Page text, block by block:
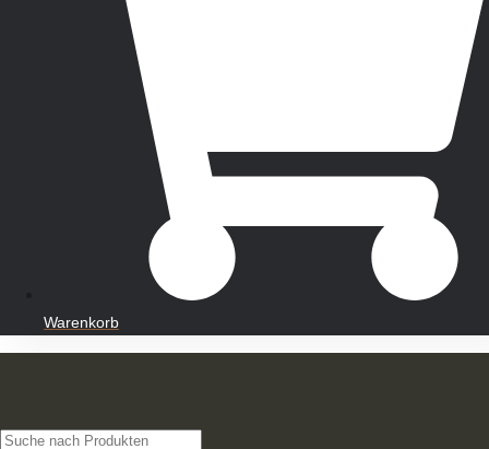
Warenkorb
Products